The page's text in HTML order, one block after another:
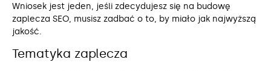
Wniosek jest jeden, jeśli zdecydujesz się na budowę
zaplecza SEO, musisz zadbać o to, by miało jak najwyższą
jakość.
Tematyka zaplecza